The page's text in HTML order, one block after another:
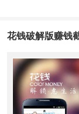
投票活动，填写奖励
4、推荐好友使用更
戏点卡，或者到为您
券、DQ冰淇淋等时
6、应用内还为您
们只提供您所喜爱的
1、推荐奖励
花钱破解版赚钱